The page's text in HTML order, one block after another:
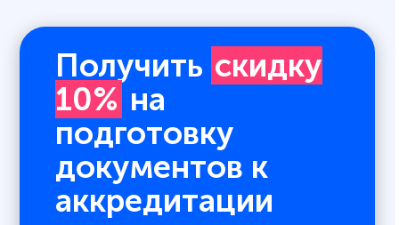
Получить скидку
10% на
подготовку
документов к
аккредитации